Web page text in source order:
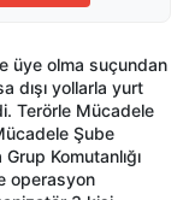
üye olma suçundan
dışı yollarla yurt
Terörle Mücadele
Şube
Komutanlığı
operasyon